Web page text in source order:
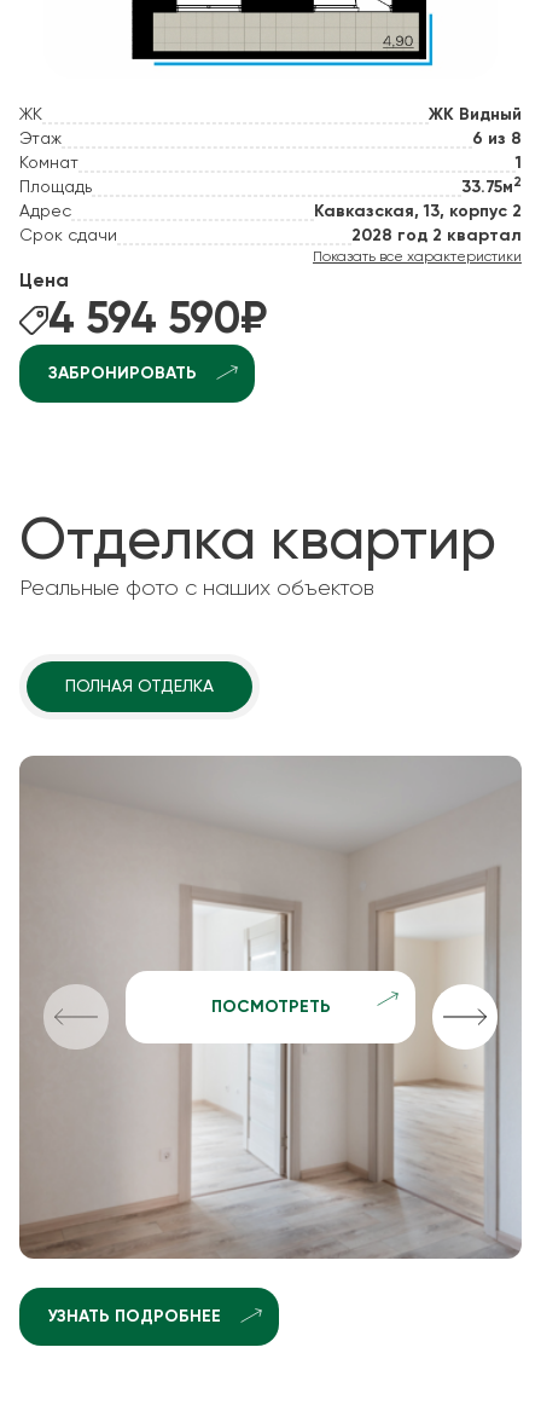
ЖК
ЖК Видный
Этаж
6 из 8
Комнат
1
Площадь
33.75м 2
Адрес
Кавказская, 13, корпус 2
Срок сдачи
2028 год 2 квартал
Показать все характеристики
Цена
4 594 590₽
ЗАБРОНИРОВАТЬ
Отделка квартир
Реальные фото с наших объектов
ПОЛНАЯ ОТДЕЛКА
ПОСМОТРЕТЬ
УЗНАТЬ ПОДРОБНЕЕ